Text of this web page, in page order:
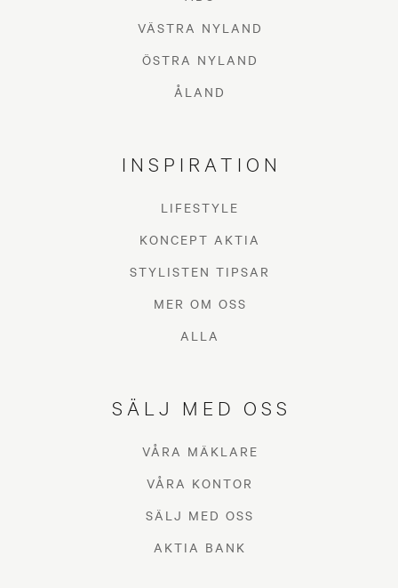
VÄSTRA NYLAND
ÖSTRA NYLAND
ÅLAND
INSPIRATION
LIFESTYLE
KONCEPT AKTIA
STYLISTEN TIPSAR
MER OM OSS
ALLA
SÄLJ MED OSS
VÅRA MÄKLARE
VÅRA KONTOR
SÄLJ MED OSS
AKTIA BANK